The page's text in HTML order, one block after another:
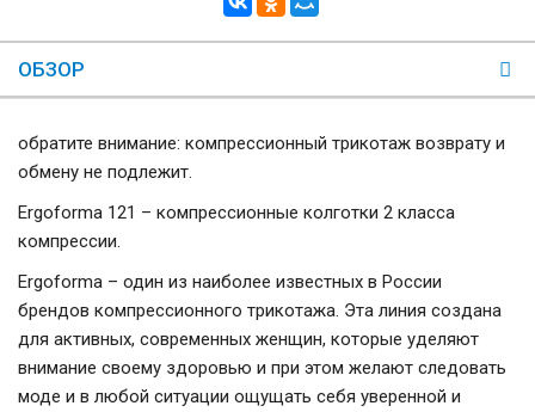
ОБЗОР
обратите внимание: компрессионный трикотаж возврату и
обмену не подлежит.
Ergoforma 121 – компрессионные колготки 2 класса
компрессии.
Ergoforma – один из наиболее известных в России
брендов компрессионного трикотажа. Эта линия создана
для активных, современных женщин, которые уделяют
внимание своему здоровью и при этом желают следовать
моде и в любой ситуации ощущать себя уверенной и